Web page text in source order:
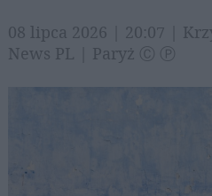
08 lipca 2026 | 20:07 |
News PL | Paryż Ⓒ Ⓟ